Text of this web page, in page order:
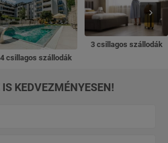
4 csillagos szállodák
3 csillagos szállodák
KEDVEZMÉNYESEN!